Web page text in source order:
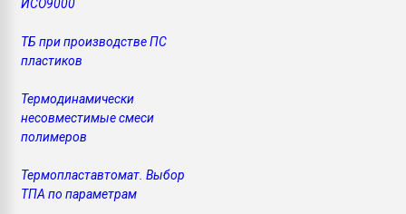
ИСО9000
ТБ при производстве ПС
пластиков
Термодинамически
несовместимые смеси
полимеров
Термопластавтомат. Выбор
ТПА по параметрам